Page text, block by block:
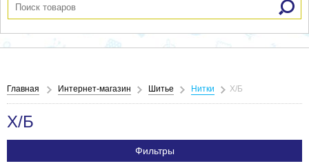
Главная Интернет-магазин Шитье Нитки Х/Б
Х/Б
Фильтры